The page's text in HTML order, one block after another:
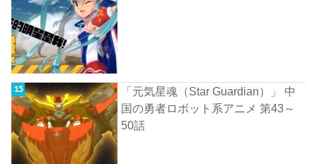
「元気星魂（Star Guardian）」 中
国の勇者ロボット系アニメ 第43～
50話